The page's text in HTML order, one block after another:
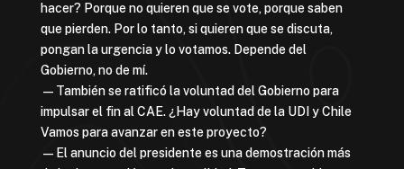
hacer? Porque no quieren que se vote, porque saben
que pierden. Por lo tanto, si quieren que se discuta,
pongan la urgencia y lo votamos. Depende del
Gobierno, no de mí.
—También se ratificó la voluntad del Gobierno para
impulsar el fin al CAE. ¿Hay voluntad de la UDI y Chile
Vamos para avanzar en este proyecto?
—El anuncio del presidente es una demostración más